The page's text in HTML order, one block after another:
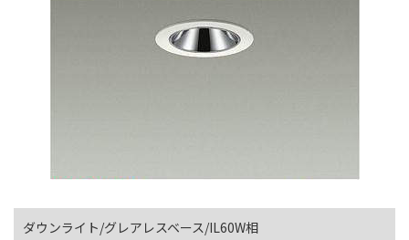
ダウンライト/グレアレスベース/IL60W相